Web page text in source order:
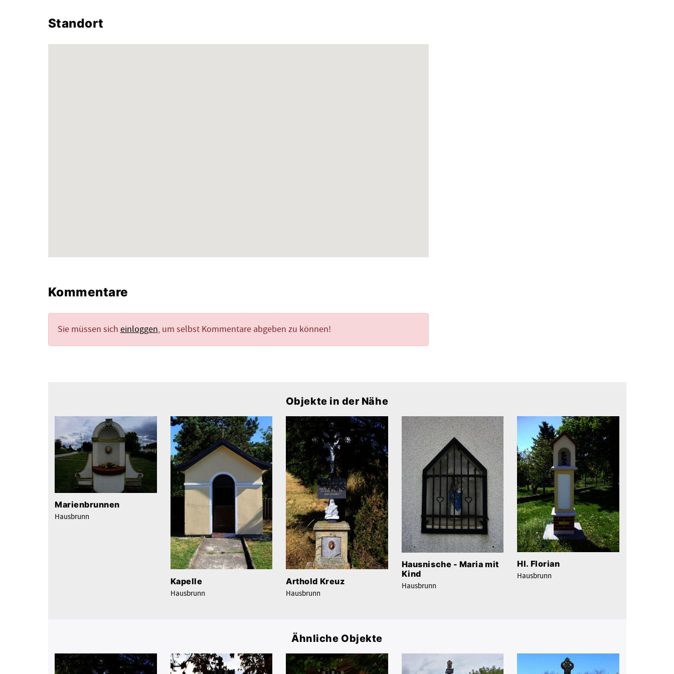
Standort
Kommentare
Sie müssen sich einloggen, um selbst Kommentare abgeben zu können!
Objekte in der Nähe
Marienbrunnen
Hausbrunn
Kapelle
Hausbrunn
Arthold Kreuz
Hausbrunn
Hausnische - Maria mit
Kind
Hausbrunn
Hl. Florian
Hausbrunn
Ähnliche Objekte